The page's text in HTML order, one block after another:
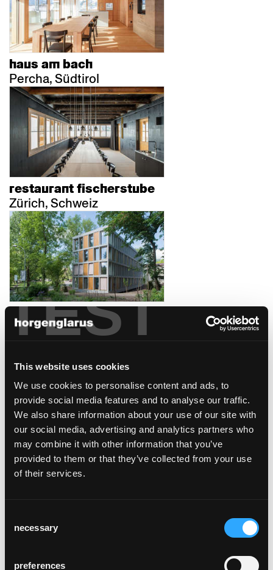
TEST
This website uses cookies
We use cookies to personalise content and ads, to
provide social media features and to analyse our traffic.
We also share information about your use of our site with
our social media, advertising and analytics partners who
may combine it with other information that you’ve
provided to them or that they’ve collected from your use
of their services.
Selection
necessary
preferences
haus am bach
Percha, Südtirol
restaurant fischerstube
Zürich, Schweiz
jugendherberge
Bern, Schweiz
zentral- und
hochschulbibliothek
Luzern, Schweiz